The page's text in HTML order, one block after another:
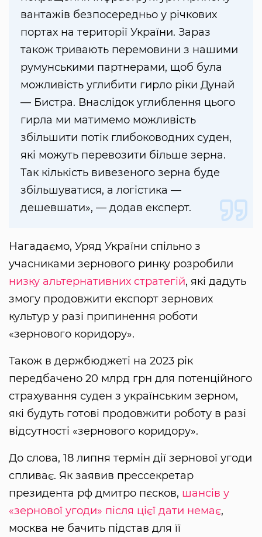
вантажів безпосередньо у річкових
портах на території України. Зараз
також тривають перемовини з нашими
румунськими партнерами, щоб була
можливість углибити гирло ріки Дунай
— Бистра. Внаслідок углиблення цього
гирла ми матимемо можливість
збільшити потік глибоководних суден,
які можуть перевозити більше зерна.
Так кількість вивезеного зерна буде
збільшуватися, а логістика —
дешевшати», — додав експерт.
Нагадаємо, Уряд України спільно з
учасниками зернового ринку розробили
низку альтернативних стратегій, які дадуть
змогу продовжити експорт зернових
культур у разі припинення роботи
«зернового коридору».
Також в держбюджеті на 2023 рік
передбачено 20 млрд грн для потенційного
страхування суден з українським зерном,
які будуть готові продовжити роботу в разі
відсутності «зернового коридору».
До слова, 18 липня термін дії зернової угоди
спливає. Як заявив прессекретар
президента рф дмитро пєсков, шансів у
«зернової угоди» після цієї дати немає,
москва не бачить підстав для її